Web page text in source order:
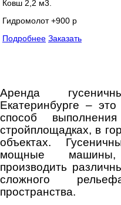
Ковш 2,2 м3.
Гидромолот +900 р
Подробнее Заказать
Аренда
Екатеринбурге –
способ
стройплощадках, в
объектах.
мощные машины,
производить
сложного
пространства.